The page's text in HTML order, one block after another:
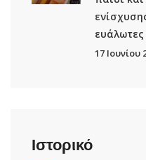
ευάλωτες
17 Ιουνίου
Ιστορικό